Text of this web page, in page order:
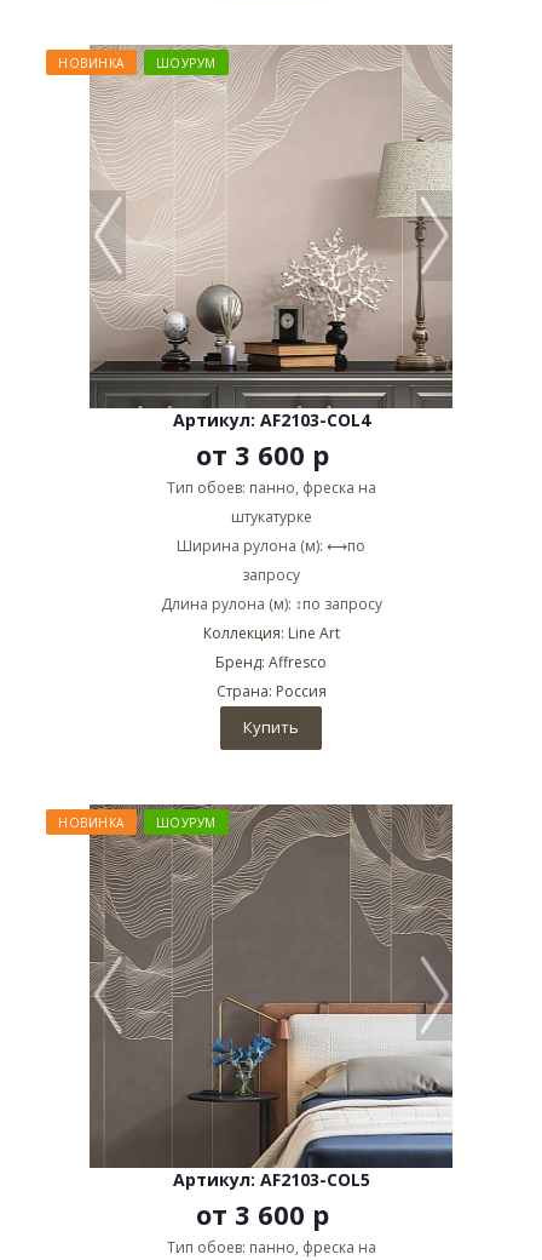
НОВИНКА ШОУРУМ
Артикул: AF2103-COL4
от 3 600 р
Тип обоев: панно, фреска на
штукатурке
Ширина рулона (м): ⟷по
запросу
Длина рулона (м): ↕по запросу
Коллекция: Line Art
Бренд: Affresco
Страна: Россия
Купить
НОВИНКА ШОУРУМ
Артикул: AF2103-COL5
от 3 600 р
Тип обоев: панно, фреска на